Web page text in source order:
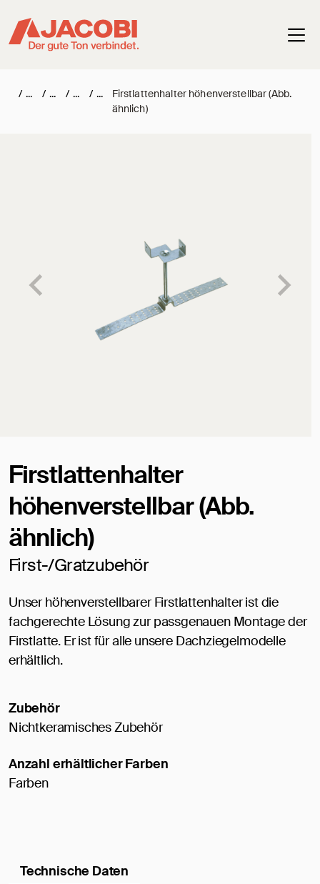
/ / / /
Firstlattenhalter höhenverstellbar (Abb.
ähnlich)
Firstlattenhalter
höhenverstellbar (Abb.
ähnlich)
First-/Gratzubehör
Unser höhenverstellbarer Firstlattenhalter ist die
fachgerechte Lösung zur passgenauen Montage der
Firstlatte. Er ist für alle unsere Dachziegelmodelle
erhältlich.
Zubehör
Nichtkeramisches Zubehör
Anzahl erhältlicher Farben
Farben
Technische Daten